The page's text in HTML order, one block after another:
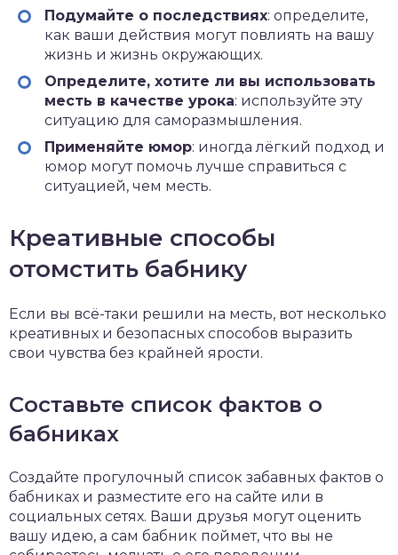
Подумайте о последствиях: определите,
как ваши действия могут повлиять на вашу
жизнь и жизнь окружающих.
Определите, хотите ли вы использовать
месть в качестве урока: используйте эту
ситуацию для саморазмышления.
Применяйте юмор: иногда лёгкий подход и
юмор могут помочь лучше справиться с
ситуацией, чем месть.
Креативные способы
отомстить бабнику
Если вы всё-таки решили на месть, вот несколько
креативных и безопасных способов выразить
свои чувства без крайней ярости.
Составьте список фактов о
бабниках
Создайте прогулочный список забавных фактов о
бабниках и разместите его на сайте или в
социальных сетях. Ваши друзья могут оценить
вашу идею, а сам бабник поймет, что вы не